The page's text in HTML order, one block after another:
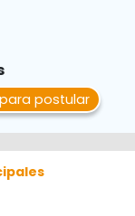
postular